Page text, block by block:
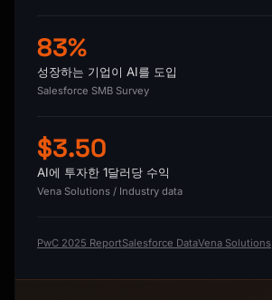
83%
성장하는 기업이 AI를 도입
Salesforce SMB Survey
$3.50
AI에 투자한 1달러당 수익
Vena Solutions / Industry data
PwC 2025 ReportSalesforce DataVena Solutions